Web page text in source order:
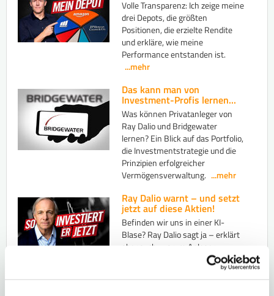
Volle Transparenz: Ich zeige meine
drei Depots, die größten
Positionen, die erzielte Rendite
und erkläre, wie meine
Performance entstanden ist.
...mehr
Das kann man von
Investment-Profis lernen...
Was können Privatanleger von
Ray Dalio und Bridgewater
lernen? Ein Blick auf das Portfolio,
die Investmentstrategie und die
Prinzipien erfolgreicher
Vermögensverwaltung. ...mehr
Ray Dalio warnt – und setzt
jetzt auf diese Aktien!
Befinden wir uns in einer KI-
Blase? Ray Dalio sagt ja – erklärt
aber auch, warum Anleger
trotzdem investiert bleiben
sollten und auf welche Aktien er
setzt. ...mehr